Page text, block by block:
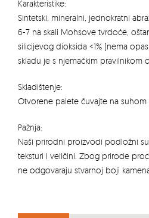
Karakteristike:
Sintetski, mineralni, jednokratni
6-7 na skali Mohsove tvrdoće,
silicijevog dioksida <1% (nema
skladu je s njemačkim pravilnikom
Skladištenje:
Otvorene palete čuvajte na suhom
Pažnja:
Naši prirodni proizvodi podložni su
teksturi i veličini. Zbog prirode
ne odgovaraju stvarnoj boji